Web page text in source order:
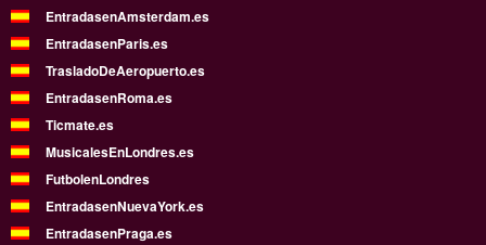
EntradasenAmsterdam.es
EntradasenParis.es
TrasladoDeAeropuerto.es
EntradasenRoma.es
Ticmate.es
MusicalesEnLondres.es
FutbolenLondres
EntradasenNuevaYork.es
EntradasenPraga.es